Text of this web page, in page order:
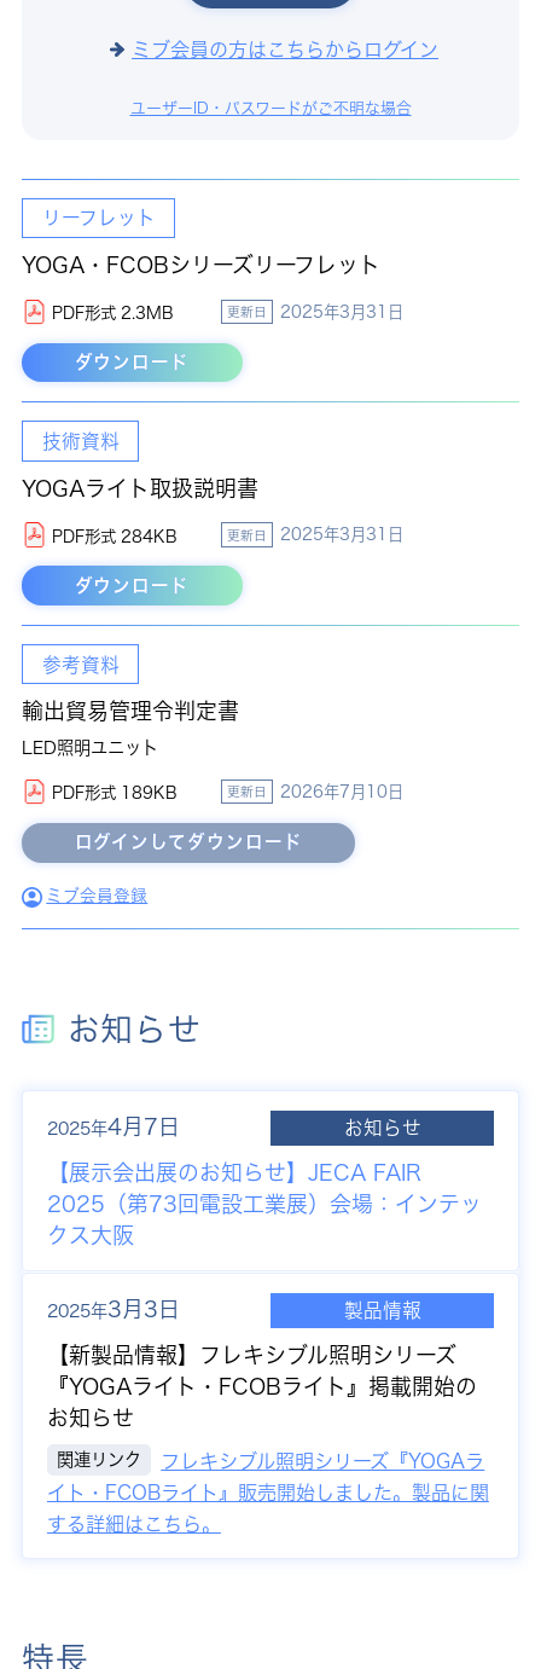
ミブ会員の方はこちらからログイン
ユーザーID・パスワードがご不明な場合
リーフレット
YOGA・FCOBシリーズリーフレット
PDF形式 2.3MB 更新日 2025年3月31日
ダウンロード
技術資料
YOGAライト取扱説明書
PDF形式 284KB 更新日 2025年3月31日
ダウンロード
参考資料
輸出貿易管理令判定書
LED照明ユニット
PDF形式 189KB 更新日 2026年7月10日
ミブ会員登録
お知らせ
2025年4月7日 お知らせ
【展示会出展のお知らせ】JECA FAIR
2025（第73回電設工業展）会場：インテッ
クス大阪
2025年3月3日 製品情報
【新製品情報】
フレキシブル照明シリーズ
『YOGAライト・FCOBライト』掲載開始の
お知らせ
関連リンク
フレキシブル照明シリーズ『YOGAラ
イト・FCOBライト』販売開始しました。製品に関
する詳細はこちら。
特長